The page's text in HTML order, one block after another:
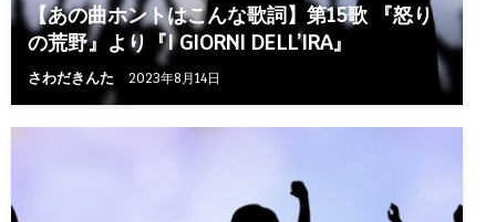
【あの曲ホントはこんな歌詞】第15歌 『怒り
の荒野』より『I GIORNI DELL’IRA』
さわだきんた 2023年8月14日